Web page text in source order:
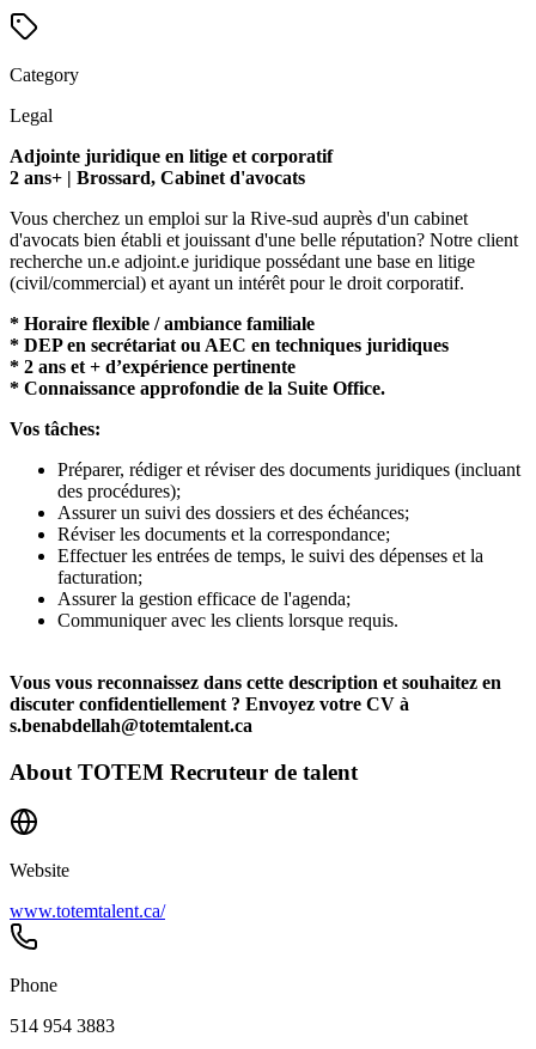
Category
Legal
Adjointe juridique en litige et corporatif
2 ans+ | Brossard, Cabinet d'avocats
Vous cherchez un emploi sur la Rive-sud auprès d'un cabinet
d'avocats bien établi et jouissant d'une belle réputation? Notre client
recherche un.e adjoint.e juridique possédant une base en litige
(civil/commercial) et ayant un intérêt pour le droit corporatif.
* Horaire flexible / ambiance familiale
* DEP en secrétariat ou AEC en techniques juridiques
* 2 ans et + d’expérience pertinente
* Connaissance approfondie de la Suite Office.
Vos tâches:
Préparer, rédiger et réviser des documents juridiques (incluant
des procédures);
Assurer un suivi des dossiers et des échéances;
Réviser les documents et la correspondance;
Effectuer les entrées de temps, le suivi des dépenses et la
facturation;
Assurer la gestion efficace de l'agenda;
Communiquer avec les clients lorsque requis.
Vous vous reconnaissez dans cette description et souhaitez en
discuter confidentiellement ? Envoyez votre CV à
s.benabdellah@totemtalent.ca
About TOTEM Recruteur de talent
Website
www.totemtalent.ca/
Phone
514 954 3883